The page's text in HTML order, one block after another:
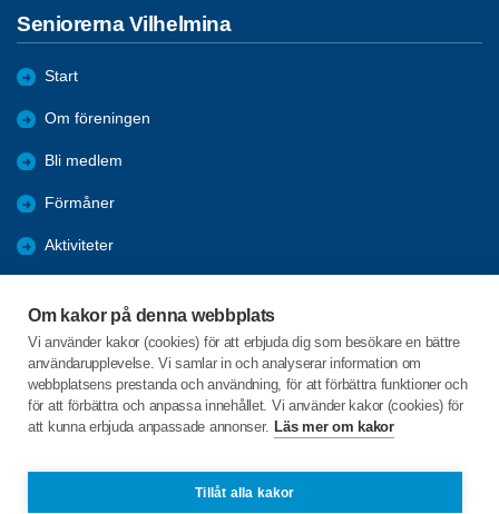
Om kakor på denna webbplats
Vi använder kakor (cookies) för att erbjuda dig som besökare en bättre
användarupplevelse. Vi samlar in och analyserar information om
webbplatsens prestanda och användning, för att förbättra funktioner och
för att förbättra och anpassa innehållet. Vi använder kakor (cookies) för
att kunna erbjuda anpassade annonser. Läs mer om kakor
Tillåt alla kakor
Seniorerna Vilhelmina
Start
Om föreningen
Bli medlem
Förmåner
Aktiviteter
Månadsmöten
Stadgar för SPF
C/o:Lars Ekbäck